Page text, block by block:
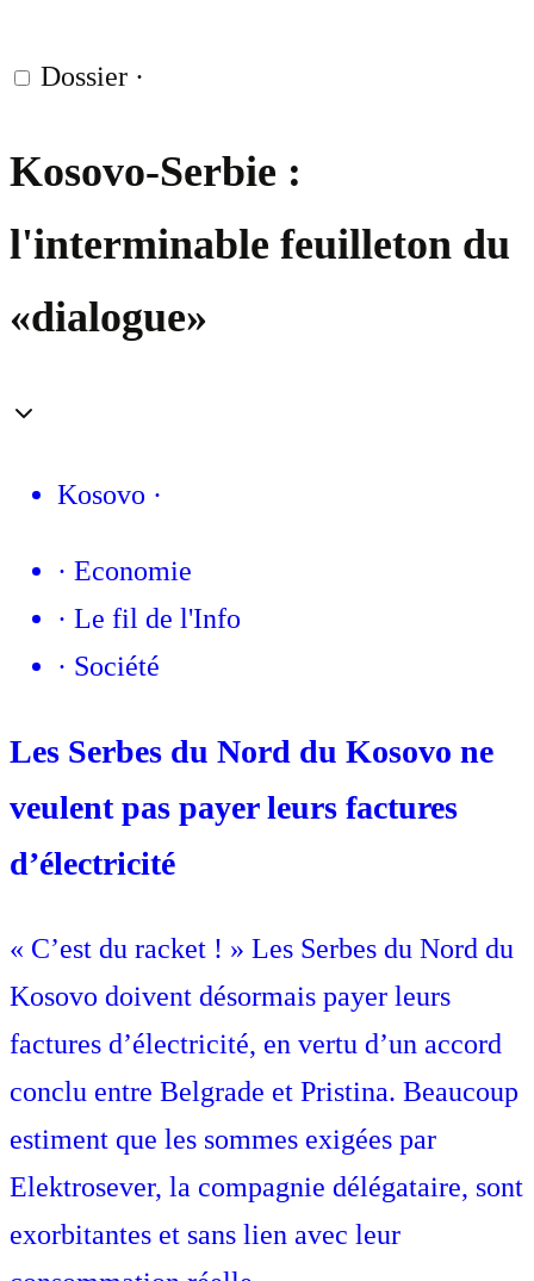
Dossier ·
Kosovo-Serbie :
l'interminable feuilleton du
«dialogue»
Kosovo ·
· Economie
· Le fil de l'Info
· Société
Les Serbes du Nord du Kosovo ne
veulent pas payer leurs factures
d’électricité
« C’est du racket ! » Les Serbes du Nord du
Kosovo doivent désormais payer leurs
factures d’électricité, en vertu d’un accord
conclu entre Belgrade et Pristina. Beaucoup
estiment que les sommes exigées par
Elektrosever, la compagnie délégataire, sont
exorbitantes et sans lien avec leur